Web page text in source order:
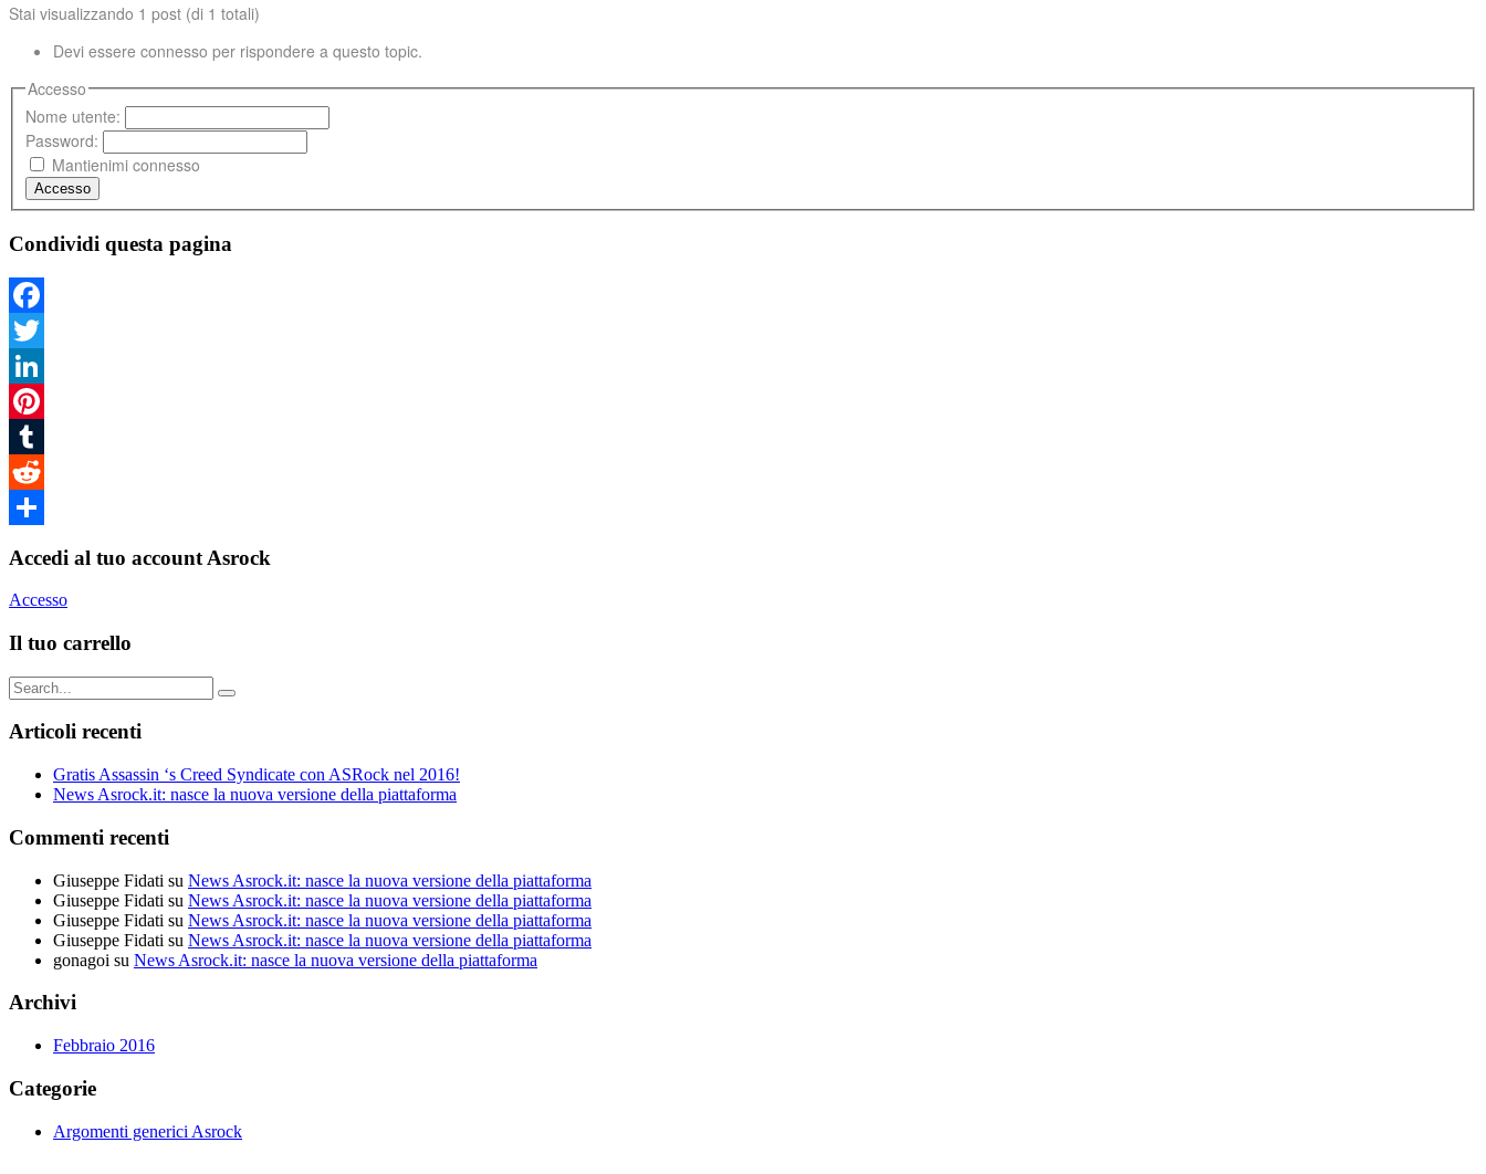
Stai visualizzando 1 post (di 1 totali)
Devi essere connesso per rispondere a questo topic.
Accesso
Nome utente:
Password:
Mantienimi connesso
Accesso
Condividi questa pagina
Facebook
Twitter
LinkedIn
Pinterest
Tumblr
Reddit
Accedi al tuo account Asrock
Accesso
Il tuo carrello
Search
for:
Articoli recenti
Gratis Assassin ‘s Creed Syndicate con ASRock nel 2016!
News Asrock.it: nasce la nuova versione della piattaforma
Commenti recenti
Giuseppe Fidati su News Asrock.it: nasce la nuova versione della piattaforma
Giuseppe Fidati su News Asrock.it: nasce la nuova versione della piattaforma
Giuseppe Fidati su News Asrock.it: nasce la nuova versione della piattaforma
Giuseppe Fidati su News Asrock.it: nasce la nuova versione della piattaforma
gonagoi su News Asrock.it: nasce la nuova versione della piattaforma
Archivi
Febbraio 2016
Categorie
Argomenti generici Asrock